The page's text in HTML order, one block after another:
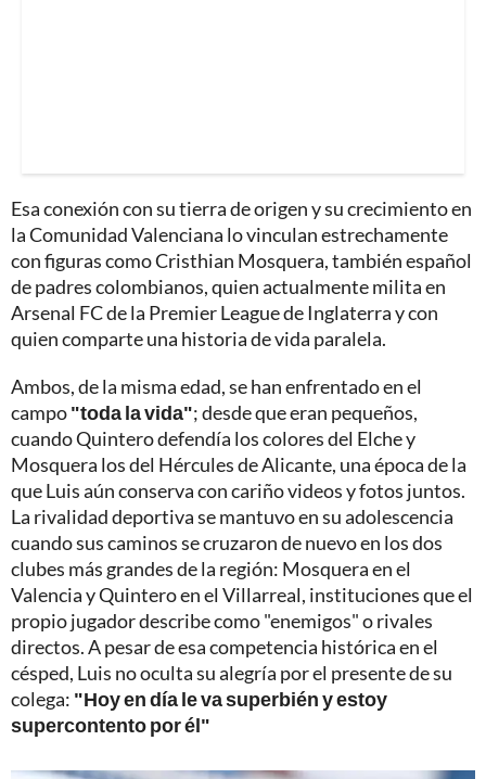
Esa conexión con su tierra de origen y su crecimiento en
la Comunidad Valenciana lo vinculan estrechamente
con figuras como Cristhian Mosquera, también español
de padres colombianos, quien actualmente milita en
Arsenal FC de la Premier League de Inglaterra y con
quien comparte una historia de vida paralela.
Ambos, de la misma edad, se han enfrentado en el
campo"toda la vida"; desde que eran pequeños,
cuando Quintero defendía los colores del Elche y
Mosquera los del Hércules de Alicante, una época de la
que Luis aún conserva con cariño videos y fotos juntos.
La rivalidad deportiva se mantuvo en su adolescencia
cuando sus caminos se cruzaron de nuevo en los dos
clubes más grandes de la región: Mosquera en el
Valencia y Quintero en el Villarreal, instituciones que el
propio jugador describe como "enemigos" o rivales
directos. A pesar de esa competencia histórica en el
césped, Luis no oculta su alegría por el presente de su
colega: "Hoy en día le va superbién y estoy
supercontento por él"